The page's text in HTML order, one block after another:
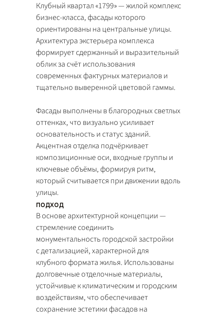
Клубный квартал «1799» — жилой комплекс
бизнес-класса, фасады которого
ориентированы на центральные улицы.
Архитектура экстерьера комплекса
формирует сдержанный и выразительный
облик за счёт использования
современных фактурных материалов и
тщательно выверенной цветовой гаммы.
Фасады выполнены в благородных светлых
оттенках, что визуально усиливает
основательность и статус зданий.
Акцентная отделка подчёркивает
композиционные оси, входные группы и
ключевые объёмы, формируя ритм,
который считывается при движении вдоль
улицы.
подход
В основе архитектурной концепции —
стремление соединить
монументальность городской застройки
с детализацией, характерной для
клубного формата жилья. Использованы
долговечные отделочные материалы,
устойчивые к климатическим и городским
воздействиям, что обеспечивает
сохранение эстетики фасадов на